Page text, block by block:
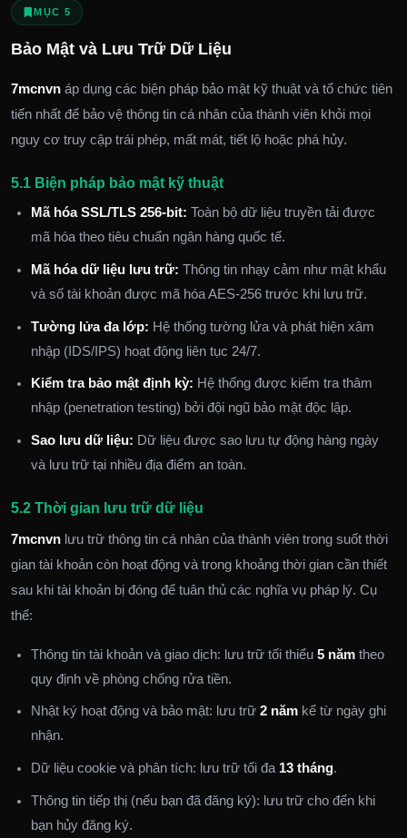
MỤC 5
Bảo Mật và Lưu Trữ Dữ Liệu
7mcnvn áp dụng các biện pháp bảo mật kỹ thuật và tổ chức tiên
tiến nhất để bảo vệ thông tin cá nhân của thành viên khỏi mọi
nguy cơ truy cập trái phép, mất mát, tiết lộ hoặc phá hủy.
5.1 Biện pháp bảo mật kỹ thuật
Mã hóa SSL/TLS 256-bit: Toàn bộ dữ liệu truyền tải được
mã hóa theo tiêu chuẩn ngân hàng quốc tế.
Mã hóa dữ liệu lưu trữ: Thông tin nhạy cảm như mật khẩu
và số tài khoản được mã hóa AES-256 trước khi lưu trữ.
Tường lửa đa lớp: Hệ thống tường lửa và phát hiện xâm
nhập (IDS/IPS) hoạt động liên tục 24/7.
Kiểm tra bảo mật định kỳ: Hệ thống được kiểm tra thâm
nhập (penetration testing) bởi đội ngũ bảo mật độc lập.
Sao lưu dữ liệu: Dữ liệu được sao lưu tự động hàng ngày
và lưu trữ tại nhiều địa điểm an toàn.
5.2 Thời gian lưu trữ dữ liệu
7mcnvn lưu trữ thông tin cá nhân của thành viên trong suốt thời
gian tài khoản còn hoạt động và trong khoảng thời gian cần thiết
sau khi tài khoản bị đóng để tuân thủ các nghĩa vụ pháp lý. Cụ
thể:
Thông tin tài khoản và giao dịch: lưu trữ tối thiểu5 năm theo
quy định về phòng chống rửa tiền.
Nhật ký hoạt động và bảo mật: lưu trữ2 năm kể từ ngày ghi
nhận.
Dữ liệu cookie và phân tích: lưu trữ tối đa 13 tháng.
Thông tin tiếp thị (nếu bạn đã đăng ký): lưu trữ cho đến khi
bạn hủy đăng ký.